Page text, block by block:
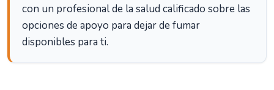
con un profesional de la salud calificado sobre las
opciones de apoyo para dejar de fumar
disponibles para ti.